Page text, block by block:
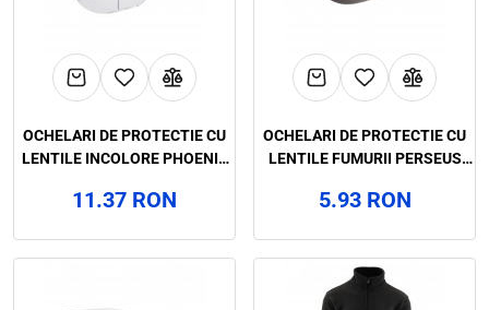
OCHELARI DE PROTECTIE CU
LENTILE INCOLORE PHOENIX
11.37 RON
OCHELARI DE PROTECTIE CU
LENTILE FUMURII PERSEUS
5.93 RON